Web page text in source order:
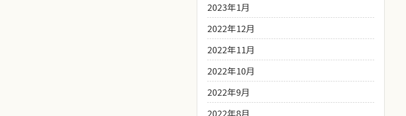
2023年1月
2022年12月
2022年11月
2022年10月
2022年9月
2022年8月